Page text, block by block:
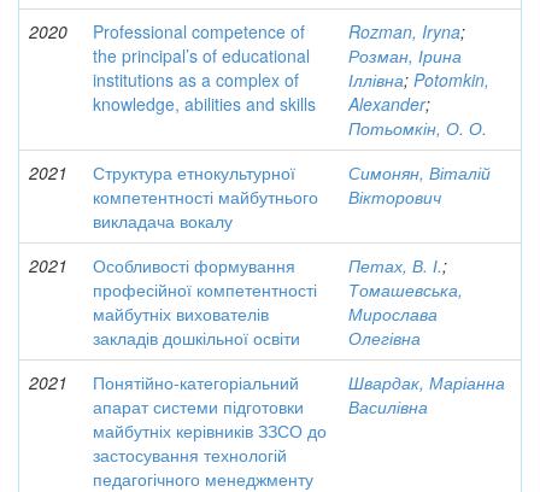
2020
Professional competence of
the principal’s of educational
institutions as a complex of
knowledge, abilities and skills
Rozman, Iryna;
Розман, Ірина
Іллівна; Potomkin,
Alexander;
Потьомкін, О. О.
2021
Структура етнокультурної
компетентності майбутнього
викладача вокалу
Симонян, Віталій
Вікторович
2021
Особливості формування
професійної компетентності
майбутніх вихователів
закладів дошкільної освіти
Петах, В. І.;
Томашевська,
Мирослава
Олегівна
2021
Понятійно-категоріальний
апарат системи підготовки
майбутніх керівників ЗЗСО до
застосування технологій
педагогічного менеджменту
Швардак, Маріанна
Василівна